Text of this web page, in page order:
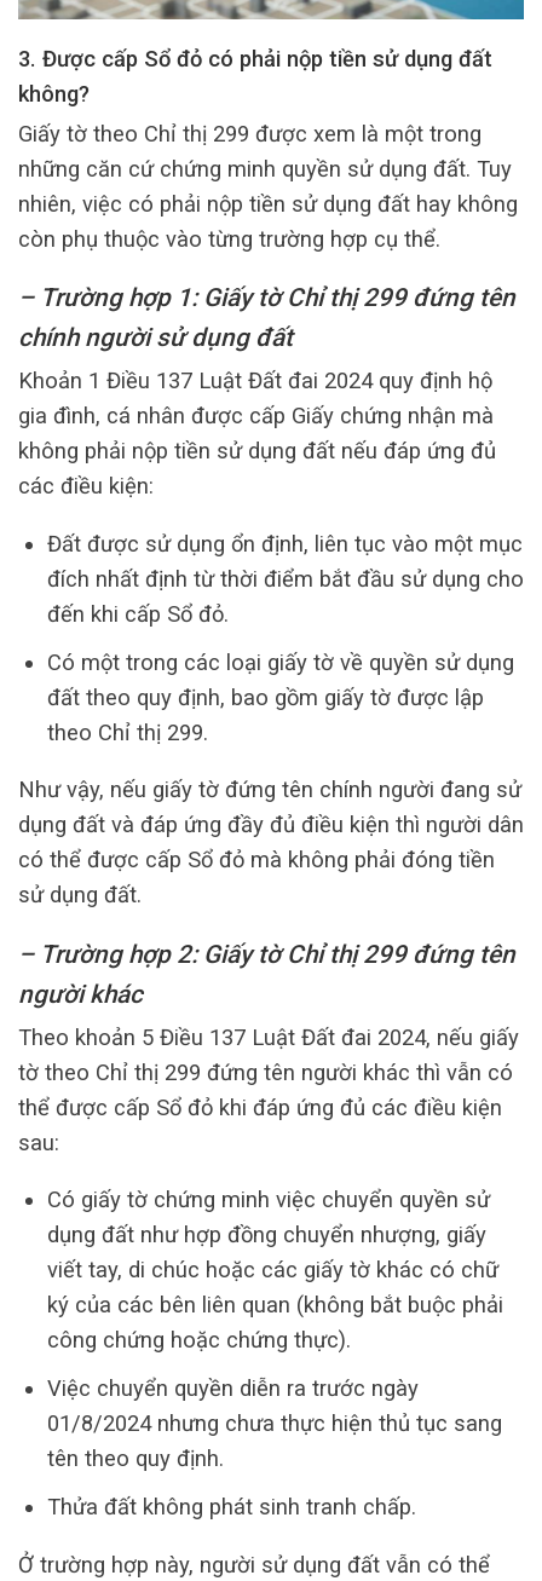
3. Được cấp Sổ đỏ có phải nộp tiền sử dụng đất
không?
Giấy tờ theo Chỉ thị 299 được xem là một trong
những căn cứ chứng minh quyền sử dụng đất. Tuy
nhiên, việc có phải nộp tiền sử dụng đất hay không
còn phụ thuộc vào từng trường hợp cụ thể.
– Trường hợp 1: Giấy tờ Chỉ thị 299 đứng tên
chính người sử dụng đất
Khoản 1 Điều 137 Luật Đất đai 2024 quy định hộ
gia đình, cá nhân được cấp Giấy chứng nhận mà
không phải nộp tiền sử dụng đất nếu đáp ứng đủ
các điều kiện:
Đất được sử dụng ổn định, liên tục vào một mục
đích nhất định từ thời điểm bắt đầu sử dụng cho
đến khi cấp Sổ đỏ.
Có một trong các loại giấy tờ về quyền sử dụng
đất theo quy định, bao gồm giấy tờ được lập
theo Chỉ thị 299.
Như vậy, nếu giấy tờ đứng tên chính người đang sử
dụng đất và đáp ứng đầy đủ điều kiện thì người dân
có thể được cấp Sổ đỏ mà không phải đóng tiền
sử dụng đất.
– Trường hợp 2: Giấy tờ Chỉ thị 299 đứng tên
người khác
Theo khoản 5 Điều 137 Luật Đất đai 2024, nếu giấy
tờ theo Chỉ thị 299 đứng tên người khác thì vẫn có
thể được cấp Sổ đỏ khi đáp ứng đủ các điều kiện
sau:
Có giấy tờ chứng minh việc chuyển quyền sử
dụng đất như hợp đồng chuyển nhượng, giấy
viết tay, di chúc hoặc các giấy tờ khác có chữ
ký của các bên liên quan (không bắt buộc phải
công chứng hoặc chứng thực).
Việc chuyển quyền diễn ra trước ngày
01/8/2024 nhưng chưa thực hiện thủ tục sang
tên theo quy định.
Thửa đất không phát sinh tranh chấp.
Ở trường hợp này, người sử dụng đất vẫn có thể